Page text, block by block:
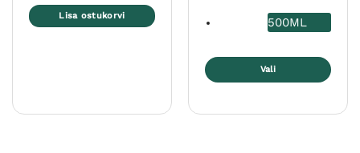
Lisa ostukorvi 500ML
Vali